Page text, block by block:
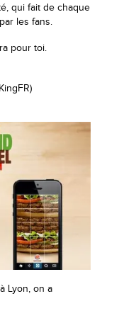
qui fait de chaque
les fans.
pour toi.
Lyon, on a